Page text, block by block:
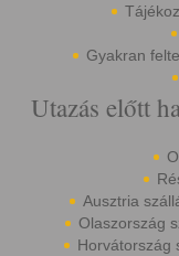
Gyakran
Utazás előtt
Ausztria
Olaszország
Horvátország